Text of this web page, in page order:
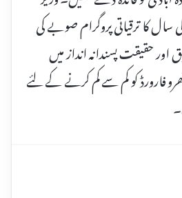
سال کا ترقیاتی پروگرام صوبے کی
حقیقت پسندانہ انداز میں
فارورڈ کو کم سے کم کرنے کے لئے